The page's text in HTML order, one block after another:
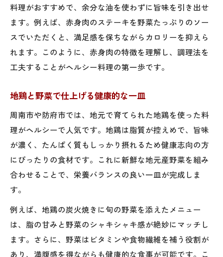
料理がおすすめで、余分な油を使わずに旨味を引き出せ
ます。例えば、赤身肉のステーキを野菜たっぷりのソー
スでいただくと、満足感を保ちながらカロリーを抑えら
れます。このように、赤身肉の特徴を理解し、調理法を
工夫することがヘルシー料理の第一歩です。
地鶏と野菜で仕上げる健康的な一皿
周南市や防府市では、地元で育てられた地鶏を使った料
理がヘルシーで人気です。地鶏は脂質が控えめで、旨味
が濃く、たんぱく質もしっかり摂れるため健康志向の方
にぴったりの食材です。これに新鮮な地元産野菜を組み
合わせることで、栄養バランスの良い一皿が完成しま
す。
例えば、地鶏の炭火焼きに旬の野菜を添えたメニュー
は、脂の甘みと野菜のシャキシャキ感が絶妙にマッチし
ます。さらに、野菜はビタミンや食物繊維を補う役割が
あり、満腹感を得ながらも健康的な食事が可能です。こ